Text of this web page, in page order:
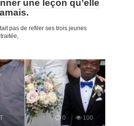
une leçon qu’elle
pas de refiler ses trois jeunes
0 100